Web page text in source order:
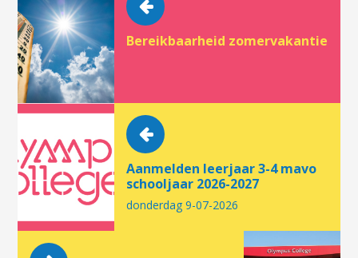
Bereikbaarheid zomervakantie
Aanmelden leerjaar 3-4 mavo
schooljaar 2026-2027
donderdag 9-07-2026